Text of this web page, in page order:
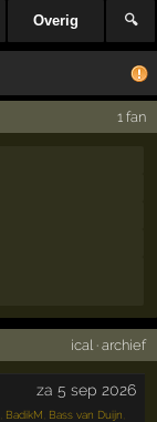
Overig 🔍
1 fan
ical· archief
za 5 sep 2026
BadikM Bass van Duijn